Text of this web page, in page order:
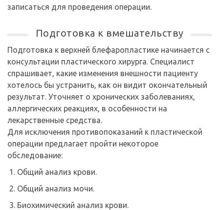
записаться для проведения операции.
Подготовка к вмешательству
Подготовка к верхней блефаропластике начинается с
консультации пластического хирурга. Специалист
спрашивает, какие изменения внешности пациенту
хотелось бы устранить, как он видит окончательный
результат. Уточняет о хронических заболеваниях,
аллергических реакциях, в особенности на
лекарственные средства.
Для исключения противопоказаний к пластической
операции предлагает пройти некоторое
обследование:
Общий анализ крови.
Общий анализ мочи.
Биохимический анализ крови.